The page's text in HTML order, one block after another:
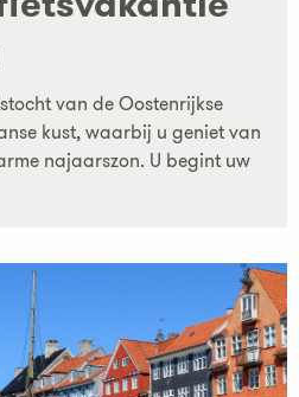
van de Oostenrijkse
kust, waarbij u geniet van
najaarszon. U begint uw